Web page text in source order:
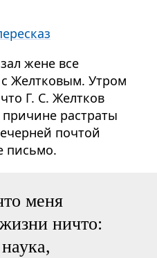
жене все
Желтковым. Утром
Г. С. Желтков
растраты
почтой
письмо.
меня
ничто: